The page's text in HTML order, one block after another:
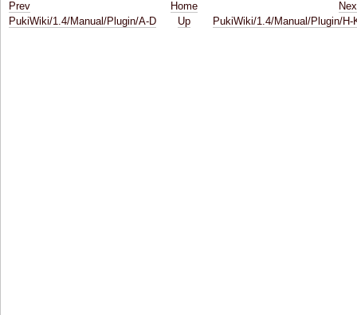
Prev
PukiWiki/1.4/Manual/Plugin/A-D
PukiWiki/1.4/Manual/Plugin/H-
Home
Up